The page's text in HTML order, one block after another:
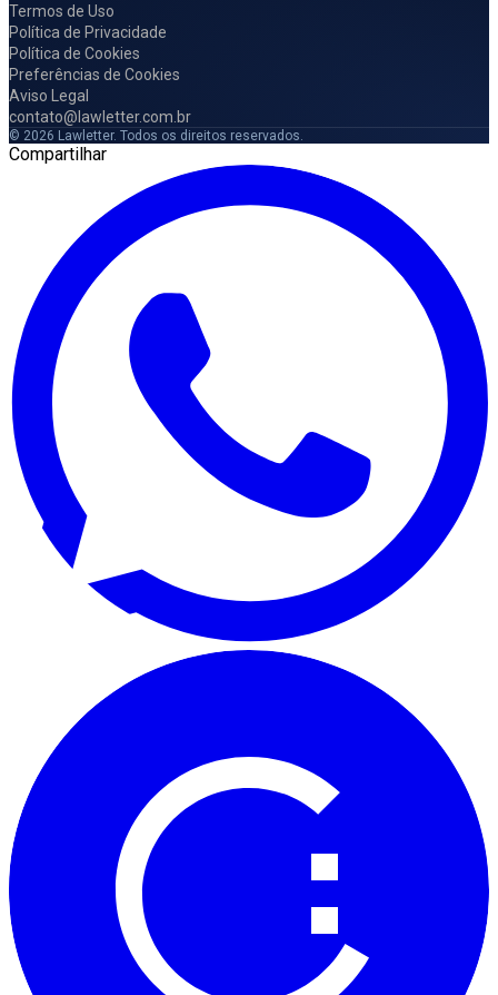
Termos de Uso
Política de Privacidade
Política de Cookies
Preferências de Cookies
Aviso Legal
contato@lawletter.com.br
© 2026 Lawletter. Todos os direitos reservados.
Compartilhar